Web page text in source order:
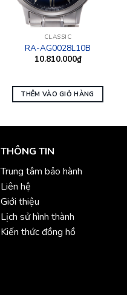
CLASSIC
RA-AG0028L10B
10.810.000₫
THÊM VÀO GIỎ HÀNG
THÔNG TIN
Trung tâm bảo hành
Liên hệ
Giới thiệu
Lịch sử hình thành
Kiến thức đồng hồ